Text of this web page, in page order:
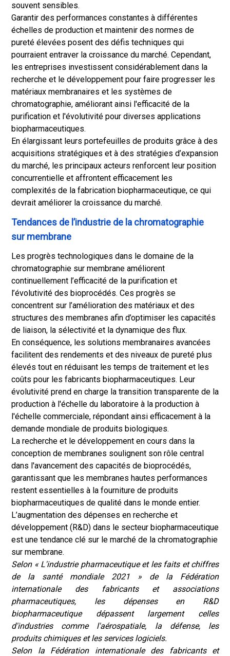
souvent sensibles.
Garantir des performances constantes à différentes
échelles de production et maintenir des normes de
pureté élevées posent des défis techniques qui
pourraient entraver la croissance du marché. Cependant,
les entreprises investissent considérablement dans la
recherche et le développement pour faire progresser les
matériaux membranaires et les systèmes de
chromatographie, améliorant ainsi l'efficacité de la
purification et l'évolutivité pour diverses applications
biopharmaceutiques.
En élargissant leurs portefeuilles de produits grâce à des
acquisitions stratégiques et à des stratégies d’expansion
du marché, les principaux acteurs renforcent leur position
concurrentielle et affrontent efficacement les
complexités de la fabrication biopharmaceutique, ce qui
devrait améliorer la croissance du marché.
Tendances de l’industrie de la chromatographie
sur membrane
Les progrès technologiques dans le domaine de la
chromatographie sur membrane améliorent
continuellement l’efficacité de la purification et
l’évolutivité des bioprocédés. Ces progrès se
concentrent sur l’amélioration des matériaux et des
structures des membranes afin d’optimiser les capacités
de liaison, la sélectivité et la dynamique des flux.
En conséquence, les solutions membranaires avancées
facilitent des rendements et des niveaux de pureté plus
élevés tout en réduisant les temps de traitement et les
coûts pour les fabricants biopharmaceutiques. Leur
évolutivité prend en charge la transition transparente de la
production à l'échelle du laboratoire à la production à
l'échelle commerciale, répondant ainsi efficacement à la
demande mondiale de produits biologiques.
La recherche et le développement en cours dans la
conception de membranes soulignent son rôle central
dans l'avancement des capacités de bioprocédés,
garantissant que les membranes hautes performances
restent essentielles à la fourniture de produits
biopharmaceutiques de qualité dans le monde entier.
L’augmentation des dépenses en recherche et
développement (R&D) dans le secteur biopharmaceutique
est une tendance clé sur le marché de la chromatographie
sur membrane.
Selon « L'industrie pharmaceutique et les faits et chiffres
de la santé mondiale 2021 » de la Fédération
internationale des fabricants et associations
pharmaceutiques, les dépenses en R&D
biopharmaceutique dépassent largement celles
d'industries comme l'aérospatiale, la défense, les
produits chimiques et les services logiciels.
Selon la Fédération internationale des fabricants et